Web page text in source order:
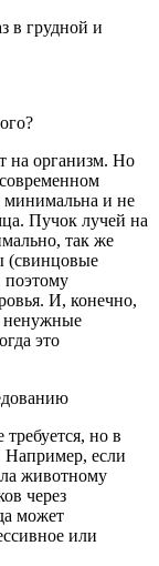
в грудной и
на организм. Но
минимальна и не
Пучок лучей на
так же
(свинцовые
поэтому
И, конечно,
ненужные
это
но в
Например, если
животному
через
может
или